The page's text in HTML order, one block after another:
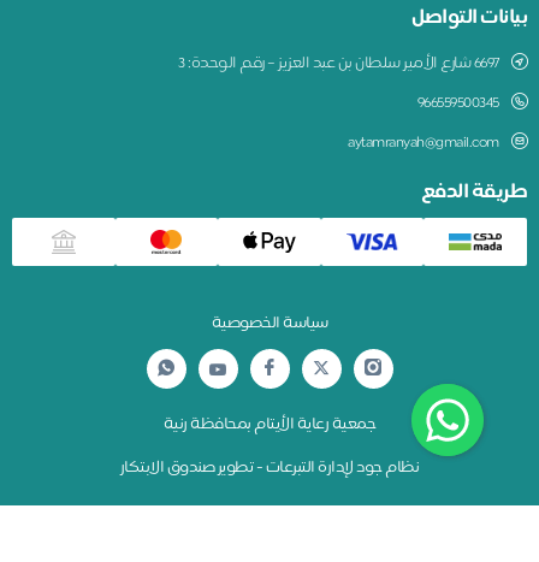
التواصل
6697 شارع الأمير سلطان بن عبد العزيز – رقم الوحدة: 3
966559500345
aytamranyah@gmail.com
الدفع
سياسة الخصوصية
جمعية رعاية الأيتام بمحافظة رنية
نظام جود لإدارة التبرعات - تطوير صندوق الابتكار